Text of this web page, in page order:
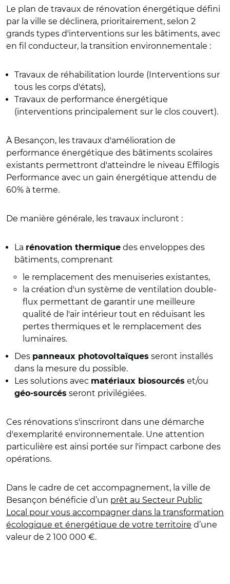
Le plan de travaux de rénovation énergétique défini
par la ville se déclinera, prioritairement, selon 2
grands types d'interventions sur les bâtiments, avec
en fil conducteur, la transition environnementale :
Travaux de réhabilitation lourde (Interventions sur
tous les corps d'états),
Travaux de performance énergétique
(interventions principalement sur le clos couvert).
À Besançon, les travaux d'amélioration de
performance énergétique des bâtiments scolaires
existants permettront d'atteindre le niveau Effilogis
Performance avec un gain énergétique attendu de
60% à terme.
De manière générale, les travaux incluront :
La rénovation thermique des enveloppes des
bâtiments, comprenant
le remplacement des menuiseries existantes,
la création d'un système de ventilation double-
flux permettant de garantir une meilleure
qualité de l'air intérieur tout en réduisant les
pertes thermiques et le remplacement des
luminaires.
Des panneaux photovoltaïques seront installés
dans la mesure du possible.
Les solutions avec matériaux biosourcés et/ou
géo-sourcés seront privilégiées.
Ces rénovations s'inscriront dans une démarche
d'exemplarité environnementale. Une attention
particulière est ainsi portée sur l'impact carbone des
opérations.
Dans le cadre de cet accompagnement, la ville de
Besançon bénéficie d’un prêt au Secteur Public
Local pour vous accompagner dans la transformation
écologique et énergétique de votre territoire d’une
valeur de 2 100 000 €.